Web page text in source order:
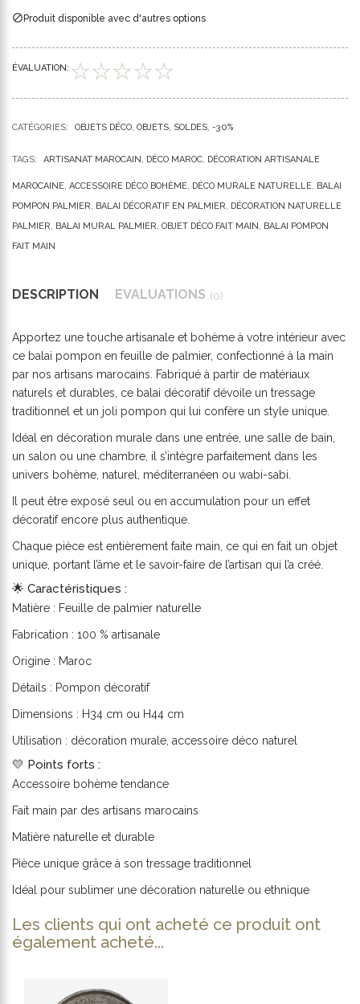
Produit disponible avec d'autres options
ÉVALUATION:
CATÉGORIES: OBJETS DÉCO OBJETS SOLDES -30%
TAGS: ARTISANAT MAROCAIN DÉCO MAROC DÉCORATION ARTISANALE
MAROCAINE ACCESSOIRE DÉCO BOHÈME DÉCO MURALE NATURELLE
BALAI
POMPON PALMIER
BALAI DÉCORATIF EN PALMIER
DÉCORATION NATURELLE
PALMIER
BALAI MURAL PALMIER OBJET DÉCO FAIT MAIN
BALAI POMPON
FAIT MAIN
DESCRIPTION ÉVALUATIONS (0)
Apportez une touche artisanale et bohème à votre intérieur avec
ce balai pompon en feuille de palmier, confectionné à la main
par nos artisans marocains. Fabriqué à partir de matériaux
naturels et durables, ce balai décoratif dévoile un tressage
traditionnel et un joli pompon qui lui confère un style unique.
Idéal en décoration murale dans une entrée, une salle de bain,
un salon ou une chambre, il s’intègre parfaitement dans les
univers bohème, naturel, méditerranéen ou wabi-sabi.
Il peut être exposé seul ou en accumulation pour un effet
décoratif encore plus authentique.
Chaque pièce est entièrement faite main, ce qui en fait un objet
unique, portant l’âme et le savoir-faire de l’artisan qui l’a créé.
🌟 Caractéristiques :
Matière : Feuille de palmier naturelle
Fabrication : 100 % artisanale
Origine : Maroc
Détails : Pompon décoratif
Dimensions : H34 cm ou H44 cm
Utilisation : décoration murale, accessoire déco naturel
💛 Points forts :
Accessoire bohème tendance
Fait main par des artisans marocains
Matière naturelle et durable
Pièce unique grâce à son tressage traditionnel
Idéal pour sublimer une décoration naturelle ou ethnique
Les clients qui ont acheté ce produit ont
également acheté...